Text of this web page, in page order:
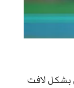
بشكل لافت